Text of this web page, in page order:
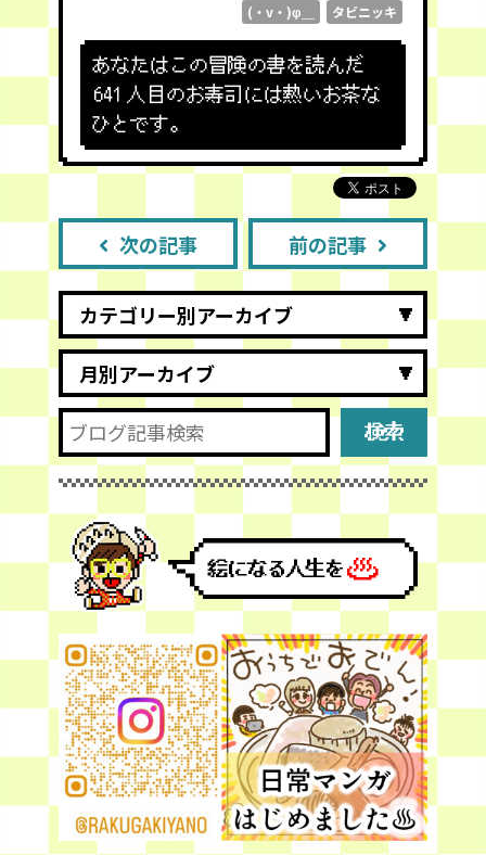
(・v・)φ＿ タビニッキ
あなたはこの冒険の書を読んだ
641 人目のお寿司には熱いお茶な
ひとです。
次の記事 前の記事